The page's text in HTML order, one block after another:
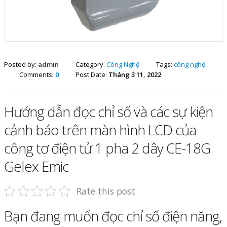
Posted by: admin Category: Công Nghệ Tags: công nghệ
Comments: 0 Post Date: Tháng 3 11, 2022
Hướng dẫn đọc chỉ số và các sự kiện
cảnh báo trên màn hình LCD của
công tơ điện tử 1 pha 2 dây CE-18G
Gelex Emic
Rate this post
Bạn đang muốn đọc chỉ số điện năng,